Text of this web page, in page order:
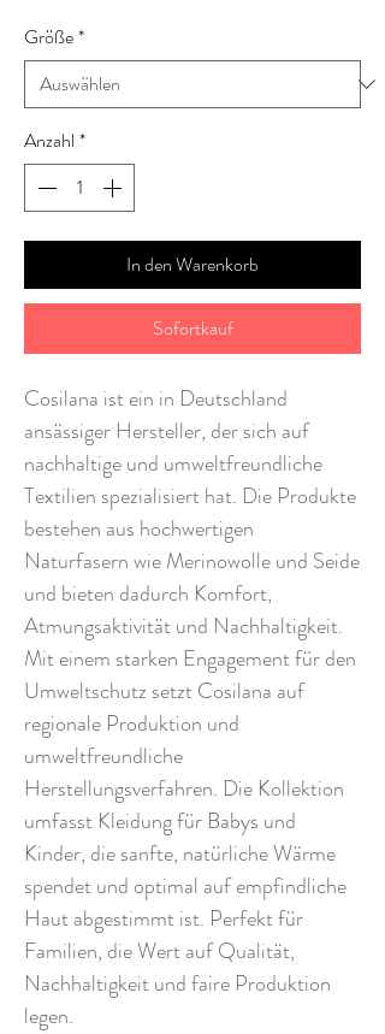
Größe*
Anzahl *
In den Warenkorb
Sofortkauf
Cosilana ist ein in Deutschland
ansässiger Hersteller, der sich auf
nachhaltige und umweltfreundliche
Textilien spezialisiert hat. Die Produkte
bestehen aus hochwertigen
Naturfasern wie Merinowolle und Seide
und bieten dadurch Komfort,
Atmungsaktivität und Nachhaltigkeit.
Mit einem starken Engagement für den
Umweltschutz setzt Cosilana auf
regionale Produktion und
umweltfreundliche
Herstellungsverfahren. Die Kollektion
umfasst Kleidung für Babys und
Kinder, die sanfte, natürliche Wärme
spendet und optimal auf empfindliche
Haut abgestimmt ist. Perfekt für
Familien, die Wert auf Qualität,
Nachhaltigkeit und faire Produktion
legen.